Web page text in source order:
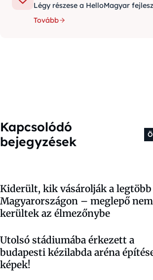
Légy részese a HelloMagyar
Tovább
Kapcsolódó
bejegyzések
Kiderült, kik vásárolják a
Magyarországon – meglepő
kerültek az élmezőnybe
Utolsó stádiumába érkezett a
budapesti kézilabda aréna
képek!